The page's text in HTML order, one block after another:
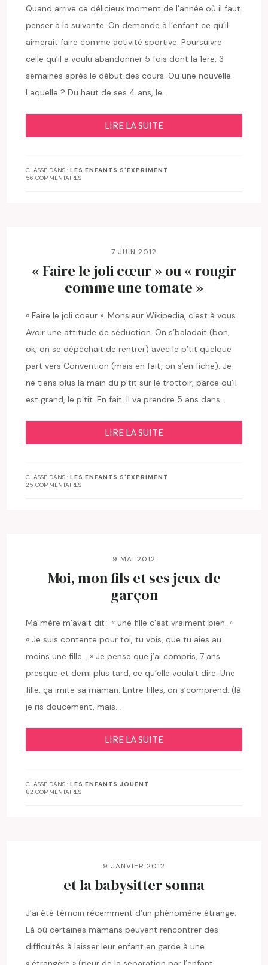
Quand arrive ce délicieux moment de l’année où il faut
penser à la suivante. On demande à l’enfant ce qu’il
aimerait faire comme activité sportive. Poursuivre
celle qu’il a voulu abandonner 5 fois dont la 1ere, 3
semaines après le début des cours. Ou une nouvelle.
Laquelle ? Du haut de ses 4 ans, le…
LIRE LA SUITE
CLASSÉ DANS :LES ENFANTS S'EXPRIMENT
56 COMMENTAIRES
7 JUIN 2012
« Faire le joli cœur » ou « rougir
comme une tomate »
« Faire le joli coeur ». Monsieur Wikipedia, c’est à vous :
Avoir une attitude de séduction. On s’baladait (bon,
ok, on se dépêchait de rentrer) avec le p’tit quelque
part vers Convention (mais en fait, on s’en fiche). Je
ne tiens plus la main du p’tit sur le trottoir, parce qu’il
est grand, le p’tit. En fait. Il va prendre 5 ans dans…
LIRE LA SUITE
CLASSÉ DANS :LES ENFANTS S'EXPRIMENT
25 COMMENTAIRES
9 MAI 2012
Moi, mon fils et ses jeux de
garçon
Ma mère m’avait dit : « une fille c’est vraiment bien. »
« Je suis contente pour toi, tu vois, que tu aies au
moins une fille… » Je pense que j’ai compris, 7 ans
presque et demi plus tard, ce qu’elle voulait dire. Une
fille, ça imite sa maman. Entre filles, on s’comprend. (là
je ris doucement, mais…
LIRE LA SUITE
CLASSÉ DANS :LES ENFANTS JOUENT
82 COMMENTAIRES
9 JANVIER 2012
et la babysitter sonna
J’ai été témoin récemment d’un phénomène étrange.
Là où certaines mamans peuvent rencontrer des
difficultés à laisser leur enfant en garde à une